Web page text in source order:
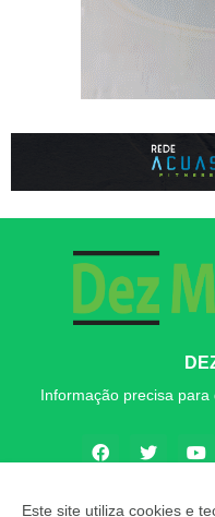
Informação precisa para
Este site utiliza cookies e